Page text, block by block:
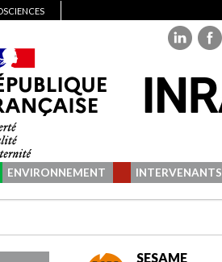
ENVIRONNEMENT INTERVENANTS
SESAME